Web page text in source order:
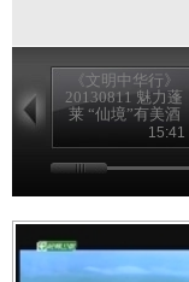
《文明中华行》
20130811 魅力蓬
莱 “仙境”有美酒
15:41